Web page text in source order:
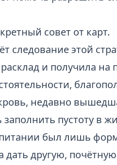
совет от карт.
следование этой
и получила
недавно
пустоту в
был лишь
другую,